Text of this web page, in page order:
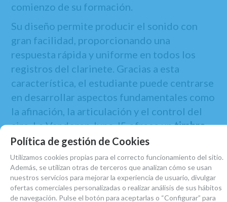
comienzo de su formación.
Su diseño permite producir el sonido con
gran facilidad, proporcionando una
respuesta rápida y uniforme en todos los
registros del clarinete. Gracias a esta
característica, el estudiante puede centrarse
en desarrollar aspectos fundamentales como
la afinación, la articulación y el control del
aire. La Vandoren Juno J5 ofrece untimbre
redondo, equilibrado y bien centrado
permite mantener un sonido homogéneo
tanto en el registro grave como en el medio y
agudo del instrumento.
Política de gestión de Cookies
Utilizamos cookies propias para el correcto funcionamiento del sitio.
Además, se utilizan otras de terceros que analizan cómo se usan
nuestros servicios para mejorar la experiencia de usuario, divulgar
ofertas comerciales personalizadas o realizar análisis de sus hábitos
de navegación. Pulse el botón para aceptarlas o “Configurar” para